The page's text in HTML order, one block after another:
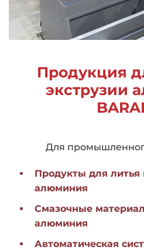
Продукция
экструзии
Для
Продукты для литья
алюминия
Смазочные
алюминия
Автоматическая